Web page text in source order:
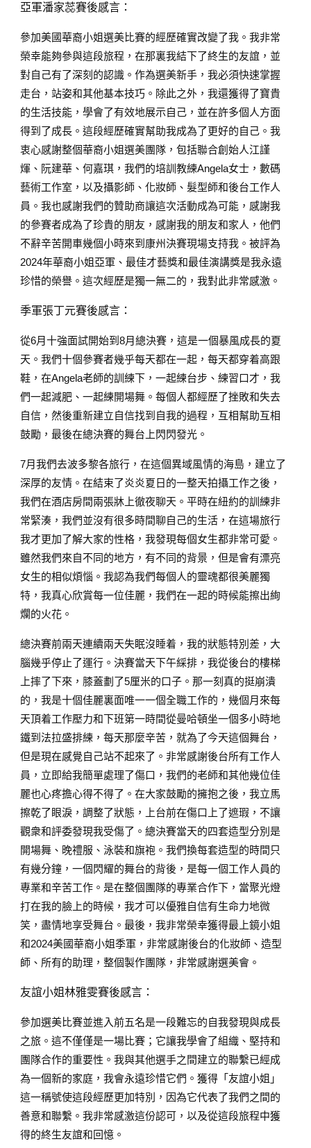
亞軍潘家蕊賽後感言：
參加美國華裔小姐選美比賽的經歷確實改變了我。我非常
榮幸能夠參與這段旅程，在那裏我結下了終生的友誼，並
對自己有了深刻的認識。作為選美新手，我必須快速掌握
走台，站姿和其他基本技巧。除此之外，我還獲得了寶貴
的生活技能，學會了有效地展示自己，並在許多個人方面
得到了成長。這段經歷確實幫助我成為了更好的自己。我
衷心感謝整個華裔小姐選美團隊，包括聯合創始人江謹
煇、阮建華、何嘉琪，我們的培訓教練Angela女士，數碼
藝術工作室，以及攝影師、化妝師、髮型師和後台工作人
員。我也感謝我們的贊助商讓這次活動成為可能，感謝我
的參賽者成為了珍貴的朋友，感謝我的朋友和家人，他們
不辭辛苦開車幾個小時來到康州決賽現場支持我。被評為
2024年華裔小姐亞軍、最佳才藝獎和最佳演講獎是我永遠
珍惜的榮譽。這次經歷是獨一無二的，我對此非常感激。
季軍張丁元賽後感言：
從6月十強面試開始到8月總決賽，這是一個暴風成長的夏
天。我們十個參賽者幾乎每天都在一起，每天都穿着高跟
鞋，在Angela老師的訓練下，一起練台步、練習口才，我
們一起減肥、一起練開場舞。每個人都經歷了挫敗和失去
自信，然後重新建立自信找到自我的過程，互相幫助互相
鼓勵，最後在總決賽的舞台上閃閃發光。
7月我們去波多黎各旅行，在這個異域風情的海島，建立了
深厚的友情。在結束了炎炎夏日的一整天拍攝工作之後，
我們在酒店房間兩張牀上徹夜聊天。平時在紐約的訓練非
常緊湊，我們並沒有很多時間聊自己的生活，在這場旅行
我才更加了解大家的性格，我發現每個女生都非常可愛。
雖然我們來自不同的地方，有不同的背景，但是會有漂亮
女生的相似煩惱。我認為我們每個人的靈魂都很美麗獨
特，我真心欣賞每一位佳麗，我們在一起的時候能擦出絢
爛的火花。
總決賽前兩天連續兩天失眠沒睡着，我的狀態特別差，大
腦幾乎停止了運行。決賽當天下午綵排，我從後台的樓梯
上摔了下來，膝蓋劃了5厘米的口子。那一刻真的挺崩潰
的，我是十個佳麗裏面唯一一個全職工作的，幾個月來每
天頂着工作壓力和下班第一時間從曼哈頓坐一個多小時地
鐵到法拉盛排練，每天那麼辛苦，就為了今天這個舞台，
但是現在感覺自己站不起來了。非常感謝後台所有工作人
員，立即給我簡單處理了傷口，我們的老師和其他幾位佳
麗也心疼擔心得不得了。在大家鼓勵的擁抱之後，我立馬
擦乾了眼淚，調整了狀態，上台前在傷口上了遮瑕，不讓
觀衆和評委發現我受傷了。總決賽當天的四套造型分別是
開場舞、晚禮服、泳裝和旗袍。我們換每套造型的時間只
有幾分鐘，一個閃耀的舞台的背後，是每一個工作人員的
專業和辛苦工作。是在整個團隊的專業合作下，當聚光燈
打在我的臉上的時候，我才可以優雅自信有生命力地微
笑，盡情地享受舞台。最後，我非常榮幸獲得最上鏡小姐
和2024美國華裔小姐季軍，非常感謝後台的化妝師、造型
師、所有的助理，整個製作團隊，非常感謝選美會。
友誼小姐林雅雯賽後感言：
參加選美比賽並進入前五名是一段難忘的自我發現與成長
之旅。這不僅僅是一場比賽；它讓我學會了組織、堅持和
團隊合作的重要性。我與其他選手之間建立的聯繫已經成
為一個新的家庭，我會永遠珍惜它們。獲得「友誼小姐」
這一稱號使這段經歷更加特別，因為它代表了我們之間的
善意和聯繫。我非常感激這份認可，以及從這段旅程中獲
得的終生友誼和回憶。